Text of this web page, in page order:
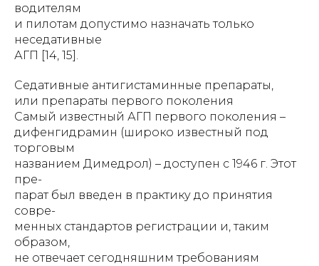
водителям
и пилотам допустимо назначать только
неседативные
АГП [14, 15].
Седативные антигистаминные препараты,
или препараты первого поколения
Самый известный АГП первого поколения –
дифенгидрамин (широко известный под
торговым
названием Димедрол) – доступен с 1946 г. Этот
пре-
парат был введен в практику до принятия
совре-
менных стандартов регистрации и, таким
образом,
не отвечает сегодняшним требованиям